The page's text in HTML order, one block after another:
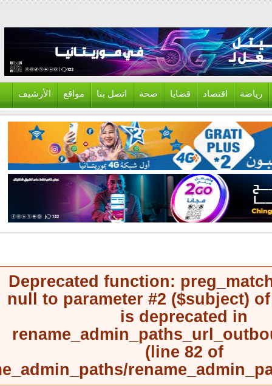
اقتصاد قضايا صحة اتصل بنا مواقع الأرشيف
Deprecated function:
null to parameter #2 ($subject)
is deprecated in
(line82of